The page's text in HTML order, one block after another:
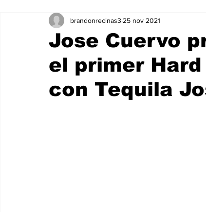
Jose Cuervo
el primer
con Tequila
brandonrecinas3 25 nov 2021